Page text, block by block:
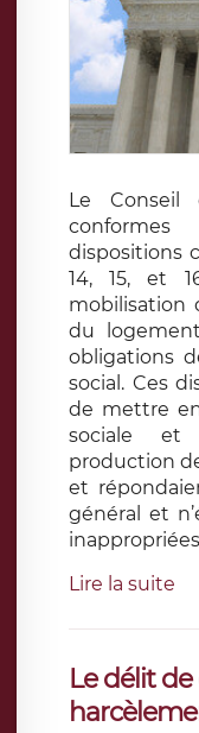
Le Conseil
dispositions
14, 15, et
mobilisation
du
obligations
social. Ces
de mettre
sociale et
production
et
général et
Lire la suite
Le délit